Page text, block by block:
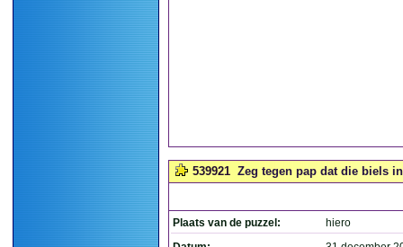
539921 Zeg tegen pap dat die biels
Plaats van de puzzel:
hiero